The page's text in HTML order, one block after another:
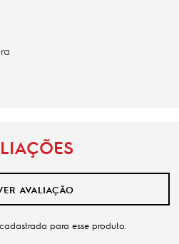
AVALIAÇÃO
para esse produto.